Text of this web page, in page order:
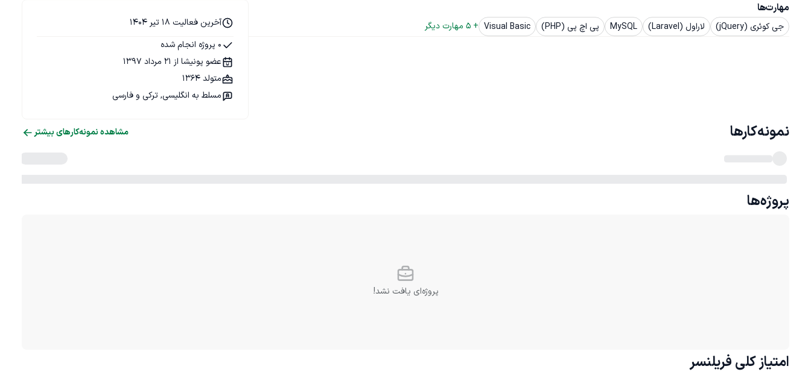
مهارت‌ها
جی کوئری (jQuery) لاراول (Laravel) MySQL پی اچ پی (PHP) Visual Basic
+
5 مهارت دیگر
آخرین فعالیت 18 تیر 1404
0 پروژه انجام شده
عضو پونیشا از 21 مرداد 1397
متولد 1364
مسلط به انگلیسی, ترکی و فارسی
نمونه‌کارها مشاهده نمونه‌کارهای بیشتر
پروژه‌ها
پروژه‌ای یافت نشد!
امتیاز کلی فریلنسر